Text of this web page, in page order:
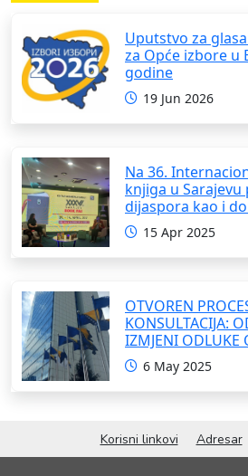
Uputstvo za
za Opće izbore u
godine
19 Jun 2026
Na 36.
knjiga u Sarajevu
dijaspora kao i
umjetnici
15 Apr 2025
OTVOREN
KONSULTACIJA: ODLUKA O
IZMJENI ODLUKE
FORMIRANJU
RADNE GRUPE ZA
OKVIRNOG
HERCEGOVINE
6 May 2025
Korisni linkovi Adresar